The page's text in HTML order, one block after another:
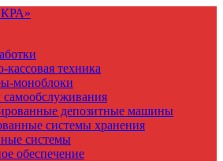
кассовая техника
моноблоки
депозитные машины
системы хранения
системы
обеспечение